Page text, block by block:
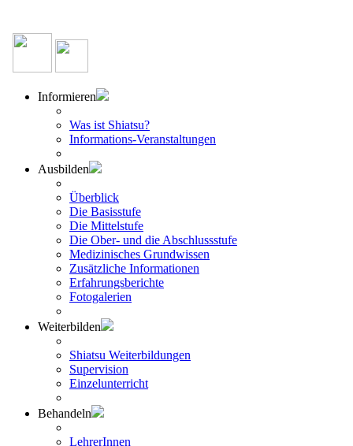
Informieren
Was ist Shiatsu?
Informations-Veranstaltungen
Ausbilden
Überblick
Die Basisstufe
Die Mittelstufe
Die Ober- und die Abschlussstufe
Medizinisches Grundwissen
Zusätzliche Informationen
Erfahrungsberichte
Fotogalerien
Weiterbilden
Shiatsu Weiterbildungen
Supervision
Einzelunterricht
Behandeln
LehrerInnen